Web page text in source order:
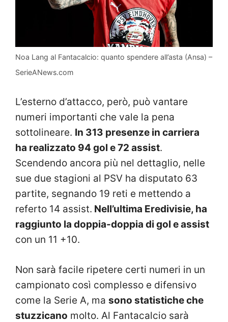
Noa Lang al Fantacalcio: quanto spendere all’asta (Ansa) –
SerieANews.com
L’esterno d’attacco, però, può vantare
numeri importanti che vale la pena
sottolineare. In 313 presenze in carriera
ha realizzato 94 gol e 72 assist.
Scendendo ancora più nel dettaglio, nelle
sue due stagioni al PSV ha disputato 63
partite, segnando 19 reti e mettendo a
referto 14 assist. Nell’ultima Eredivisie, ha
raggiunto la doppia-doppia di gol e assist
con un 11 +10.
Non sarà facile ripetere certi numeri in un
campionato così complesso e difensivo
come la Serie A, ma sono statistiche che
stuzzicano molto. Al Fantacalcio sarà